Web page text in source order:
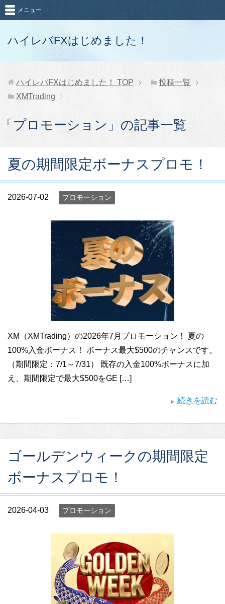
ハイレバFXはじめました！
メニュー
ハイレバFXはじめました！ TOP
投稿一覧
XMTrading
「プロモーション」の記事一覧
夏の期間限定ボーナスプロモ！
2026-07-02 プロモーション
XM（XMTrading）の2026年7月プロモーション！ 夏の
100%入金ボーナス！ ボーナス最大$500のチャンスです。
（期間限定：7/1～7/31） 既存の入金100%ボーナスに加
え、期間限定で最大$500をGE […]
続きを読む
ゴールデンウィークの期間限定
ボーナスプロモ！
2026-04-03 プロモーション